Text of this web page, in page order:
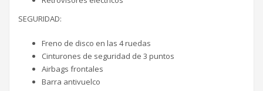
SEGURIDAD:
Freno de disco en las 4 ruedas
Cinturones de seguridad de 3 puntos
Airbags frontales
Barra antivuelco